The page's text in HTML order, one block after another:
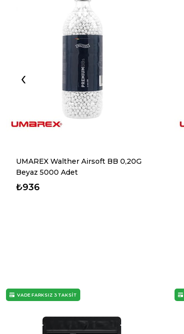
UMAREX Walther Airsoft BB 0,20G
Beyaz 5000 Adet
₺936
‹
VADE FARKSIZ 3 TAKSİT